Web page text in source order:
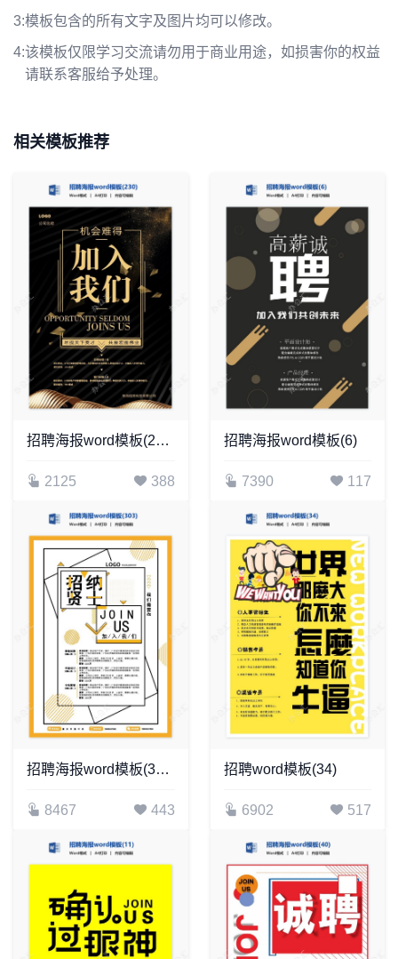
3:模板包含的所有文字及图片均可以修改。
4:该模板仅限学习交流请勿用于商业用途，如损害你的权益
请联系客服给予处理。
相关模板推荐
招聘海报word模板(230)
2125 388
招聘海报word模板(6)
7390 117
招聘海报word模板(303)
8467 443
招聘word模板(34)
6902 517